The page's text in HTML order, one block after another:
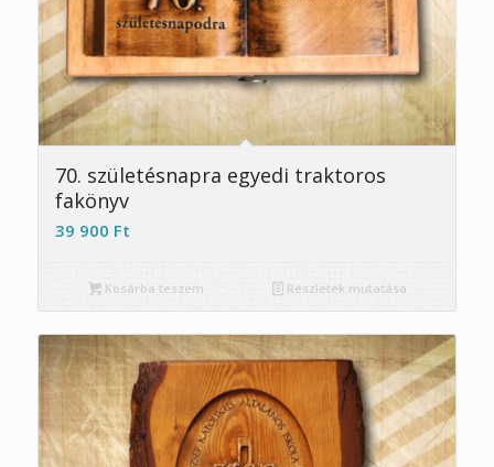
5.00
70. születésnapra egyedi traktoros
fakönyv
39 900 Ft
Kosárba teszem Részletek mutatása